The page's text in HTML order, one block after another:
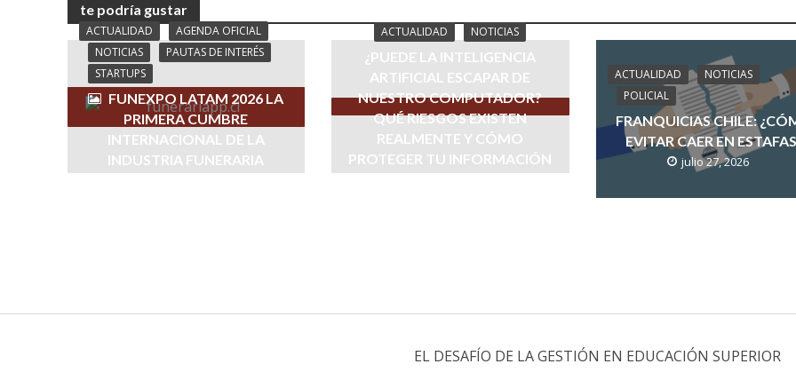
te podría gustar
ACTUALIDAD
AGENDA OFICIAL
NOTICIAS
PAUTAS DE INTERÉS
STARTUPS
FUNEXPO LATAM 2026 LA
PRIMERA CUMBRE
INTERNACIONAL DE LA
INDUSTRIA FUNERARIA
ACTUALIDAD NOTICIAS
¿PUEDE LA INTELIGENCIA
ARTIFICIAL ESCAPAR DE
NUESTRO COMPUTADOR?
QUÉ RIESGOS EXISTEN
REALMENTE Y CÓMO
PROTEGER TU INFORMACIÓN
ACTUALIDAD
NOTICIAS
POLICIAL
FRANQUICIAS CHILE:
EVITAR CAER EN
julio 27, 2026
EL DESAFÍO DE LA GESTIÓN EN EDUCACIÓN SUPERIOR